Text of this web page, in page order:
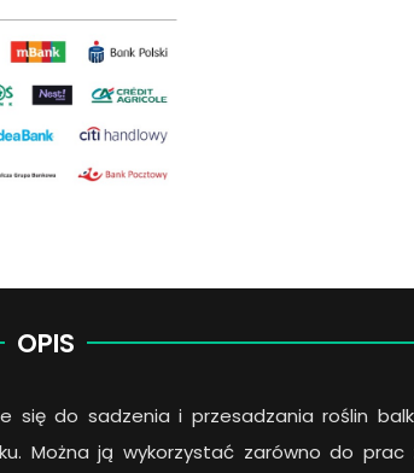
OPIS
się do sadzenia i przesadzania roślin
Można ją wykorzystać zarówno do prac